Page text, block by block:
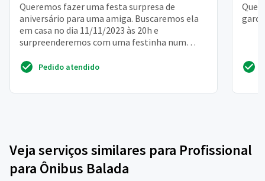
Queremos fazer uma festa surpresa de
aniversário para uma amiga. Buscaremos ela
em casa no dia 11/11/2023 às 20h e
surpreenderemos com uma festinha num
Pedido atendido
Veja serviços similares para Profissional
para Ônibus Balada